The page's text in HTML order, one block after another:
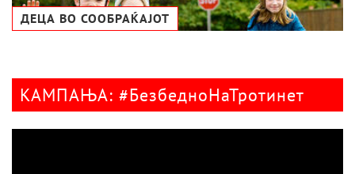
ДЕЦА ВО СООБРАЌАЈОТ
КАМПАЊА: #БезбедноНаТротинет